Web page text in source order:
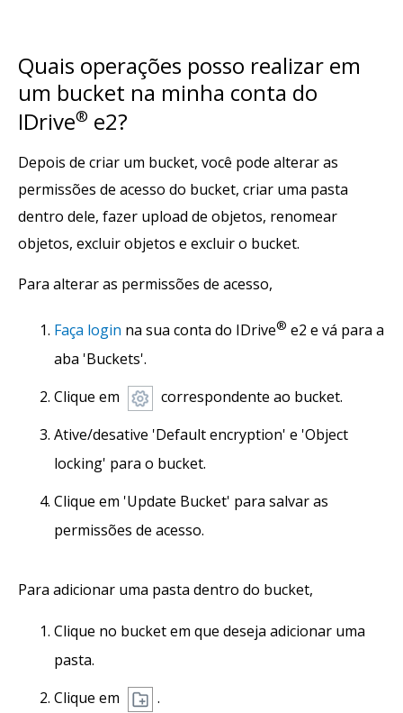
Quais operações posso realizar em
um bucket na minha conta do
IDrive® e2?
Depois de criar um bucket, você pode alterar as
permissões de acesso do bucket, criar uma pasta
dentro dele, fazer upload de objetos, renomear
objetos, excluir objetos e excluir o bucket.
Para alterar as permissões de acesso,
Faça login na sua conta do IDrive® e2 e vá para a
aba 'Buckets'.
Clique em
correspondente ao bucket.
Ative/desative 'Default encryption' e 'Object
locking' para o bucket.
Clique em 'Update Bucket' para salvar as
permissões de acesso.
Para adicionar uma pasta dentro do bucket,
Clique no bucket em que deseja adicionar uma
pasta.
Clique em
.